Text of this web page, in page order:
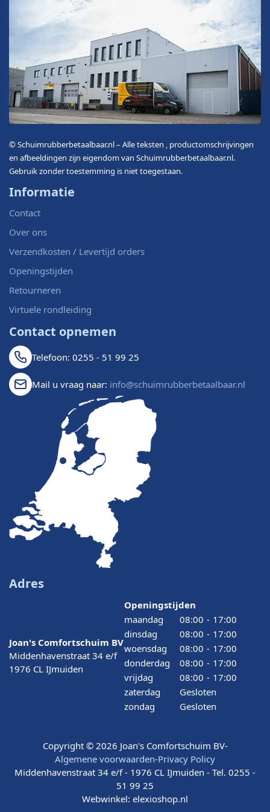
© Schuimrubberbetaalbaar.nl – Alle teksten , productomschrijvingen
en afbeeldingen zijn eigendom van Schuimrubberbetaalbaar.nl.
Gebruik zonder toestemming is niet toegestaan.
Informatie
Contact
Over ons
Verzendkosten / Levertijd orders
Openingstijden
Retourneren
Virtuele rondleiding
Contact opnemen
Telefoon: 0255 - 51 99 25
Mail u vraag naar: info@schuimrubberbetaalbaar.nl
Adres
Joan's Comfortschuim BV
Middenhavenstraat 34 e/f
1976 CL IJmuiden
Openingstijden
maandag
08:00 - 17:00
dinsdag
08:00 - 17:00
woensdag
08:00 - 17:00
donderdag
08:00 - 17:00
vrijdag
08:00 - 17:00
zaterdag
Gesloten
zondag
Gesloten
Copyright © 2026 Joan's Comfortschuim BV-
Algemene voorwaarden-Privacy Policy
Middenhavenstraat 34 e/f - 1976 CL IJmuiden - Tel. 0255 -
51 99 25
Webwinkel: elexioshop.nl